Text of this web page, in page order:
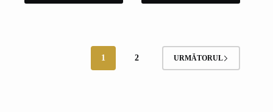
1 2 URMĂTORUL